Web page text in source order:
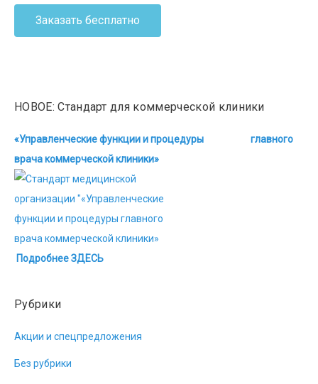
Заказать бесплатно
НОВОЕ: Стандарт для коммерческой клиники
«Управленческие функции и процедуры главного
врача коммерческой клиники»
Подробнее ЗДЕСЬ
Рубрики
Акции и спецпредложения
Без рубрики